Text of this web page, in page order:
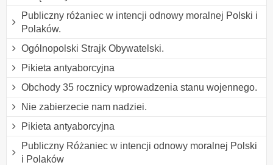
Publiczny różaniec w intencji odnowy moralnej Polski i
Polaków.
Ogólnopolski Strajk Obywatelski.
Pikieta antyaborcyjna
Obchody 35 rocznicy wprowadzenia stanu wojennego.
Nie zabierzecie nam nadziei.
Pikieta antyaborcyjna
Publiczny Różaniec w intencji odnowy moralnej Polski
i Polaków